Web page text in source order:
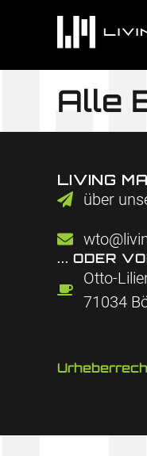
Alle
LIVING
über
... ODER
Otto-
71034